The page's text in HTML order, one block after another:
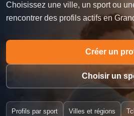
Choisissez une ville, un sport ou
rencontrer des profils actifs en
Créer un
Choisir un
Profils par sport Villes et régions